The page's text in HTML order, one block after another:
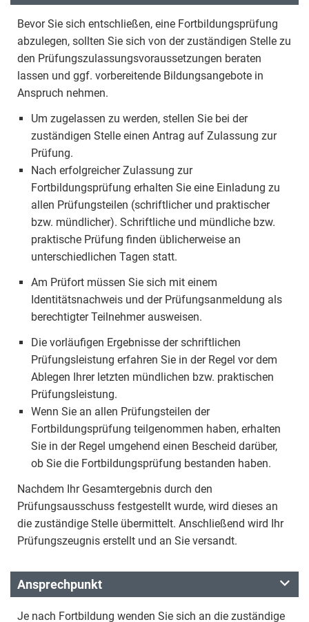
Bevor Sie sich entschließen, eine Fortbildungsprüfung
abzulegen, sollten Sie sich von der zuständigen Stelle zu
den Prüfungszulassungsvoraussetzungen beraten
lassen und ggf. vorbereitende Bildungsangebote in
Anspruch nehmen.
Um zugelassen zu werden, stellen Sie bei der
zuständigen Stelle einen Antrag auf Zulassung zur
Prüfung.
Nach erfolgreicher Zulassung zur
Fortbildungsprüfung erhalten Sie eine Einladung zu
allen Prüfungsteilen (schriftlicher und praktischer
bzw. mündlicher). Schriftliche und mündliche bzw.
praktische Prüfung finden üblicherweise an
unterschiedlichen Tagen statt.
Am Prüfort müssen Sie sich mit einem
Identitätsnachweis und der Prüfungsanmeldung als
berechtigter Teilnehmer ausweisen.
Die vorläufigen Ergebnisse der schriftlichen
Prüfungsleistung erfahren Sie in der Regel vor dem
Ablegen Ihrer letzten mündlichen bzw. praktischen
Prüfungsleistung.
Wenn Sie an allen Prüfungsteilen der
Fortbildungsprüfung teilgenommen haben, erhalten
Sie in der Regel umgehend einen Bescheid darüber,
ob Sie die Fortbildungsprüfung bestanden haben.
Nachdem Ihr Gesamtergebnis durch den
Prüfungsausschuss festgestellt wurde, wird dieses an
die zuständige Stelle übermittelt. Anschließend wird Ihr
Prüfungszeugnis erstellt und an Sie versandt.
Ansprechpunkt
Je nach Fortbildung wenden Sie sich an die zuständige